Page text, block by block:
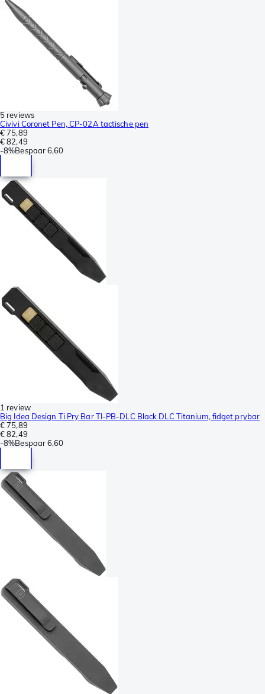
5 reviews
Civivi Coronet Pen, CP-02A tactische pen
€ 75,89
€ 82,49
-8%Bespaar6,60
1 review
Big Idea Design Ti Pry Bar TI-PB-DLC Black DLC Titanium, fidget prybar
€ 75,89
€ 82,49
-8%Bespaar6,60